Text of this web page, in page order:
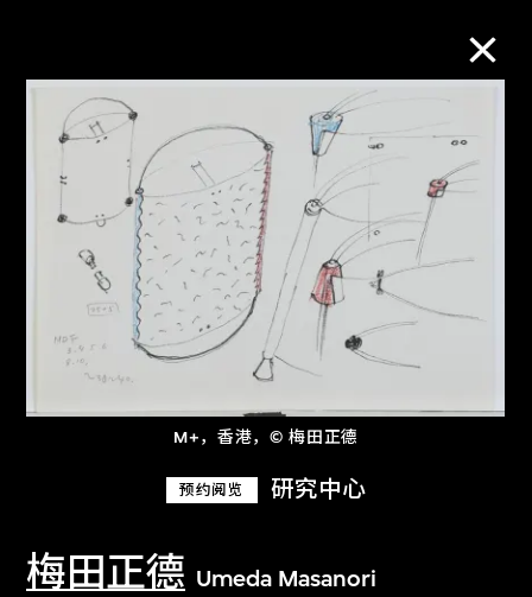
M+，香港，© 梅田正德
预约阅览 研究中心
梅田正德 Umeda Masanori
M+藏品
进一步筛选
关于M+藏品
探索世界顶级的二十及二十一世纪视觉
文化藏品。